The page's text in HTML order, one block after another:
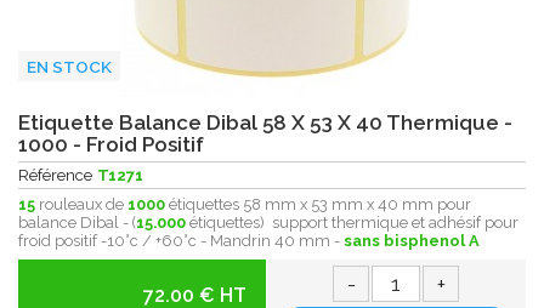
EN STOCK
Etiquette Balance Dibal 58 X 53 X 40 Thermique -
1000 - Froid Positif
Référence T1271
15 rouleaux de 1000 étiquettes 58 mm x 53 mm x 40 mm pour
balance Dibal - (15.000 étiquettes) support thermique et adhésif pour
froid positif -10°c / +60°c - Mandrin 40 mm - sans bisphenol A
72.00 € HT - +